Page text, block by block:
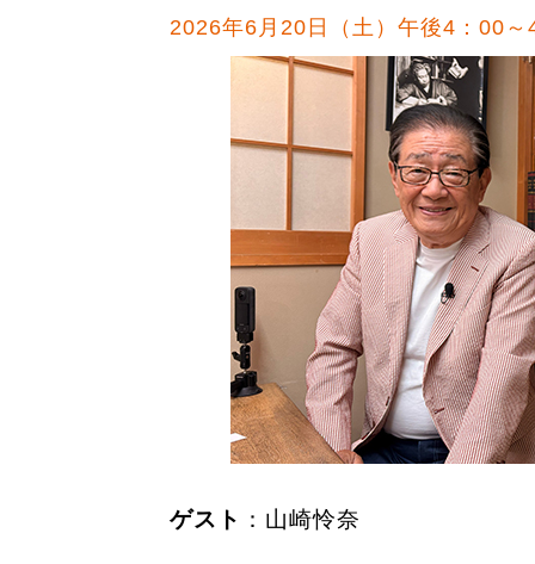
2026年6月20日（土）午後4：00～
ゲスト ：山崎怜奈